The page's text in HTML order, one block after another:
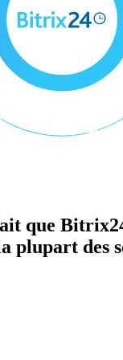
que
plupart des